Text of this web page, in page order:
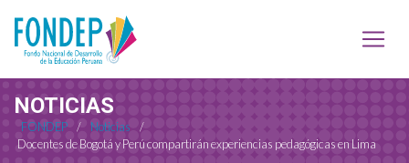
NOTICIAS
FONDEP / Noticias
/
Docentes de Bogotá y Perú compartirán experiencias pedagógicas en Lima